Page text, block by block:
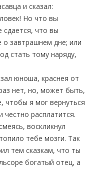
и сказал:
Но что вы
сдается, что вы
завтрашнем дне; или
стать тому наряду,
юноша, краснея от
нет, но, может быть,
чтобы я мог вернуться
расплатится.
воскликнул
тебе мозги. Так
тем сказкам, что ты
богатый отец, а